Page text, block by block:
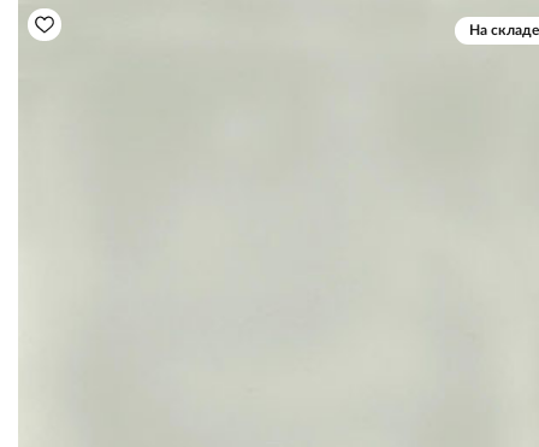
На складе